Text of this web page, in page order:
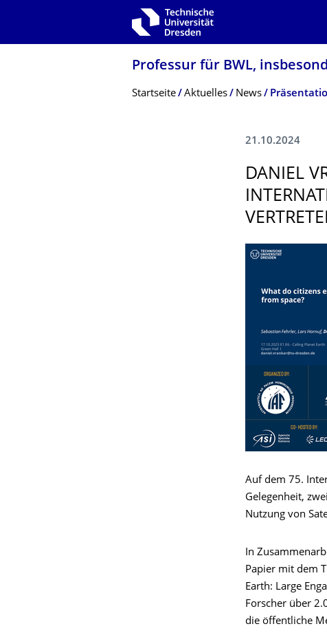
Zur Hauptnavigation springen
Professur für BWL,
Breadcrumb-Menü
Startseite Aktuelles News
21.10.2024
DANIEL
Auf dem 75.
Gelegenheit,
Nutzung von
In
Papier mit dem
Earth: Large
Forscher über
die öffentliche